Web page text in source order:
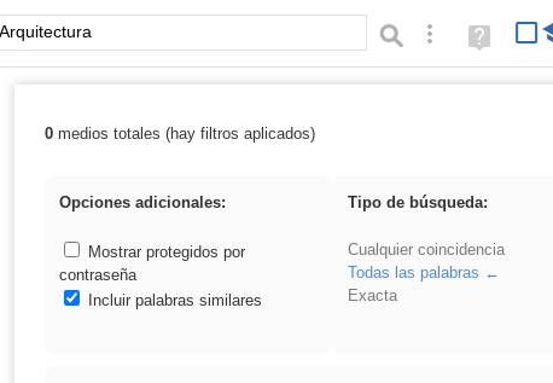
Palabra o frase: Búsqueda avanzada
Ayuda
(en
Resultados de: Arquitectura
0medios totales (hay filtros aplicados)
Opciones adicionales:
Mostrar protegidos por
contraseña
Incluir palabras similares
Tipo de búsqueda:
Cualquier coincidencia
Todas las palabras
Exacta